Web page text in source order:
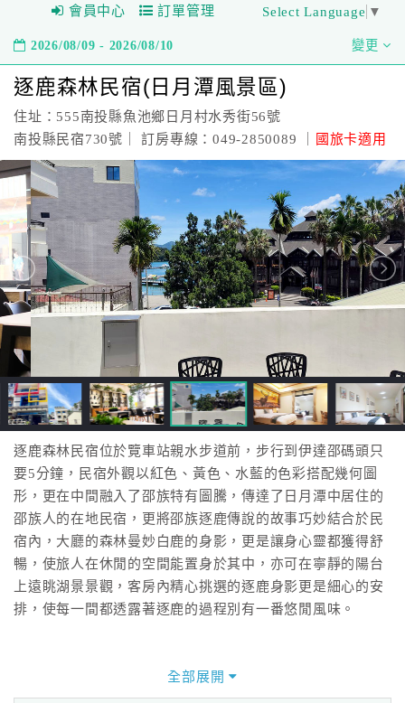
會員中心 訂單管理 Select Language ▼
2026/08/09 - 2026/08/10 變更
逐鹿森林民宿(日月潭風景區)
住址：555南投縣魚池鄉日月村水秀街56號
南投縣民宿730號｜ 訂房專線：049-2850089 ｜
國旅卡適用
逐鹿森林民宿位於覽車站親水步道前，步行到伊達邵碼頭只
要5分鐘，民宿外觀以紅色、黃色、水藍的色彩搭配幾何圖
形，更在中間融入了邵族特有圖騰，傳達了日月潭中居住的
邵族人的在地民宿，更將邵族逐鹿傳說的故事巧妙結合於民
宿內，大廳的森林曼妙白鹿的身影，更是讓身心靈都獲得舒
暢，使旅人在休閒的空間能置身於其中，亦可在寧靜的陽台
上遠眺湖景景觀，客房內精心挑選的逐鹿身影更是細心的安
排，使每一間都透露著逐鹿的過程別有一番悠閒風味。
全部展開